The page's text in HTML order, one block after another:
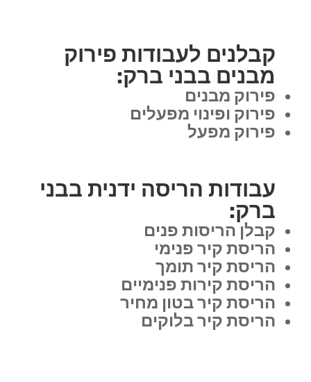
קבלנים לעבודות פירוק
מבנים בבני ברק:
פירוק מבנים
פירוק ופינוי מפעלים
פירוק מפעל
עבודות הריסה ידנית בבני
ברק:
קבלן הריסות פנים
הריסת קיר פנימי
הריסת קיר תומך
הריסת קירות פנימיים
הריסת קיר בטון מחיר
הריסת קיר בלוקים